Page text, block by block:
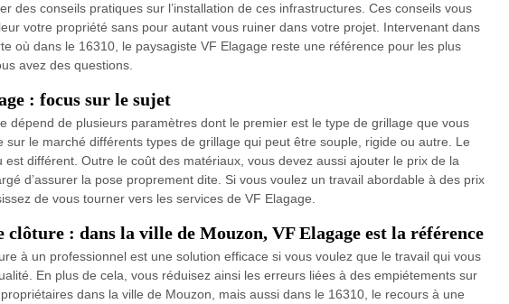
des conseils pratiques sur l’installation de ces infrastructures. Ces conseils vous
votre propriété sans pour autant vous ruiner dans votre projet. Intervenant dans
où dans le 16310, le paysagiste VF Elagage reste une référence pour les plus
avez des questions.
: focus sur le sujet
dépend de plusieurs paramètres dont le premier est le type de grillage que vous
sur le marché différents types de grillage qui peut être souple, rigide ou autre. Le
différent. Outre le coût des matériaux, vous devez aussi ajouter le prix de la
d’assurer la pose proprement dite. Si vous voulez un travail abordable à des prix
de vous tourner vers les services de VF Elagage.
clôture : dans la ville de Mouzon, VF Elagage est la référence
à un professionnel est une solution efficace si vous voulez que le travail qui vous
En plus de cela, vous réduisez ainsi les erreurs liées à des empiétements sur
dans la ville de Mouzon, mais aussi dans le 16310, le recours à une